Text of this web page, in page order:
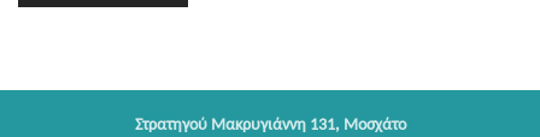
Στρατηγού Μακρυγιάννη 131, Μοσχάτο